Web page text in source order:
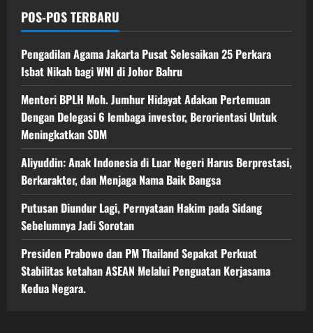
POS-POS TERBARU
Pengadilan Agama Jakarta Pusat Selesaikan 25 Perkara
Isbat Nikah bagi WNI di Johor Bahru
Menteri BPLH Moh. Jumhur Hidayat Adakan Pertemuan
Dengan Delegasi 6 lembaga investor, Berorientasi Untuk
Meningkatkan SDM
Aliyuddin: Anak Indonesia di Luar Negeri Harus Berprestasi,
Berkarakter, dan Menjaga Nama Baik Bangsa
Putusan Diundur Lagi, Pernyataan Hakim pada Sidang
Sebelumnya Jadi Sorotan
Presiden Prabowo dan PM Thailand Sepakat Perkuat
Stabilitas ketahan ASEAN Melalui Penguatan Kerjasama
Kedua Negara.